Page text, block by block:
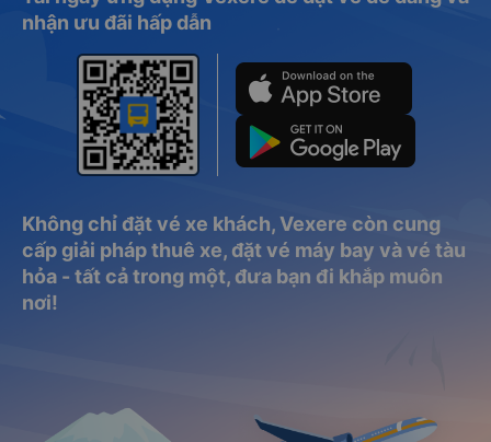
nhận ưu đãi hấp dẫn
Không chỉ đặt vé xe khách, Vexere còn cung
cấp giải pháp thuê xe, đặt vé máy bay và vé tàu
hỏa - tất cả trong một, đưa bạn đi khắp muôn
nơi!